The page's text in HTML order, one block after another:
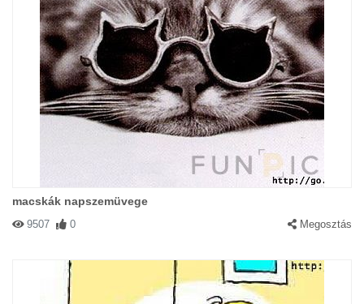
macskák napszemüvege
9507 0 Megosztás